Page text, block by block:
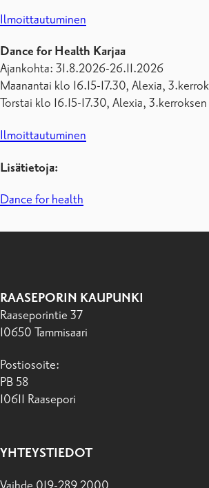
Ilmoittautuminen
Dance for Health Karjaa
Ajankohta: 31.8.2026-26.11.2026
Maanantai klo 16.15-17.30, Alexia,
Torstai klo 16.15-17.30, Alexia,
Ilmoittautuminen
Lisätietoja:
Dance for health
RAASEPORIN KAUPUNKI
Raaseporintie 37
10650 Tammisaari
Postiosoite:
PB 58
10611 Raasepori
YHTEYSTIEDOT